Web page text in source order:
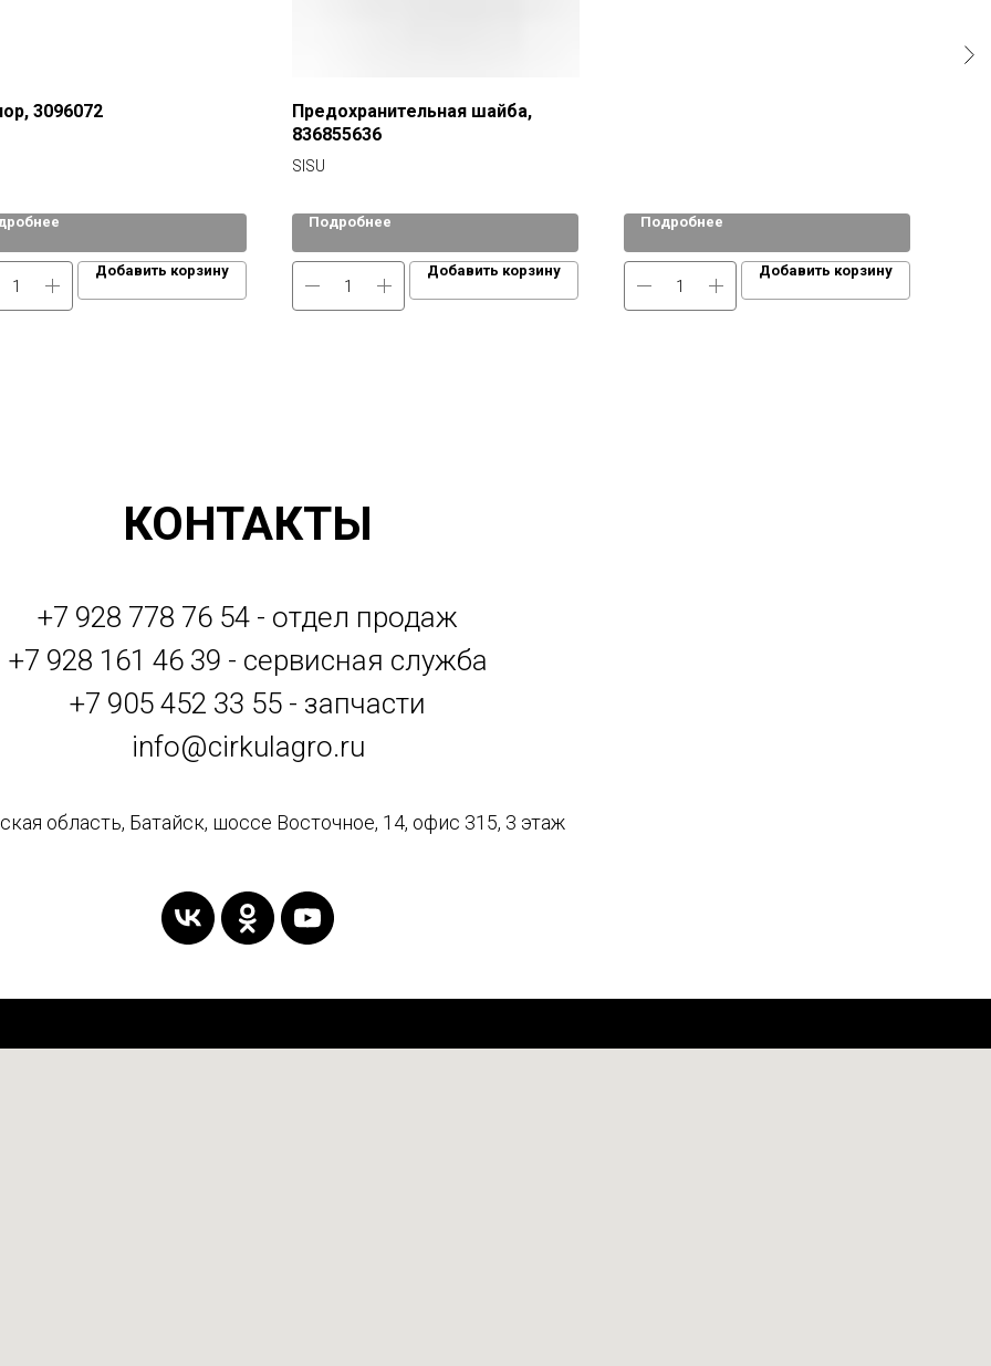
3096072
Добавить корзину
Предохранительная шайба,
836855636
SISU
Подробнее
Добавить корзину
Подробнее
Добавить корзину
КОНТАКТЫ
+7 928 778 76 54 - отдел продаж
+7 928 161 46 39 - сервисная служба
+7 905 452 33 55 - запчасти
info@cirkulagro.ru
область, Батайск, шоссе Восточное, 14, офис 315, 3 этаж